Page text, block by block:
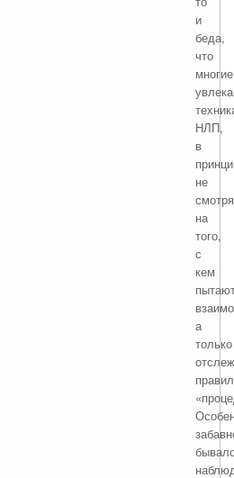
и
беда,
что
НЛП,
в
не
на
того,
с
кем
а
только